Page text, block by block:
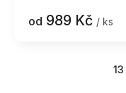
od 989 Kč / ks
13